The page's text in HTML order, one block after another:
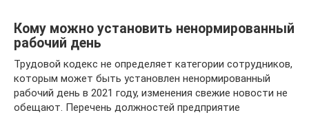
Кому можно установить ненормированный
рабочий день
Трудовой кодекс не определяет категории сотрудников,
которым может быть установлен ненормированный
рабочий день в 2021 году, изменения свежие новости не
обещают. Перечень должностей предприятие